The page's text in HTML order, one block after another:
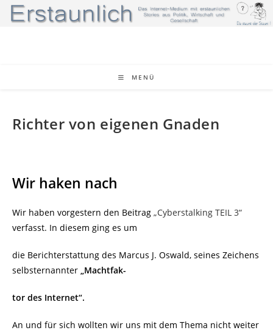
Zum
Inhalt
MENÜ
Richter von eigenen Gnaden
Wir haken nach
Wir haben vorgestern den Beitrag „Cyberstalking TEIL 3“
verfasst. In diesem ging es um
die Berichterstattung des Marcus J. Oswald, seines Zeichens
selbsternannter „Machtfak-
tor des Internet“.
An und für sich wollten wir uns mit dem Thema nicht weiter